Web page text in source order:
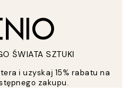
ŚWIATA SZTUKI
i uzyskaj 15% rabatu na
zakupu.